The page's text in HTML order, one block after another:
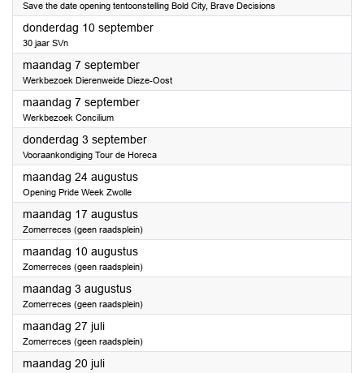
Save the date opening tentoonstelling Bold City, Brave Decisions
donderdag 10 september2026
30 jaar SVn
maandag 7 september2026
Werkbezoek Dierenweide Dieze-Oost
maandag 7 september2026
Werkbezoek Concilium
donderdag 3 september2026
Vooraankondiging Tour de Horeca
maandag 24 augustus2026
Opening Pride Week Zwolle
maandag 17 augustus2026
Zomerreces (geen raadsplein)
maandag 10 augustus2026
Zomerreces (geen raadsplein)
maandag 3 augustus2026
Zomerreces (geen raadsplein)
maandag 27 juli2026
Zomerreces (geen raadsplein)
maandag 20 juli2026